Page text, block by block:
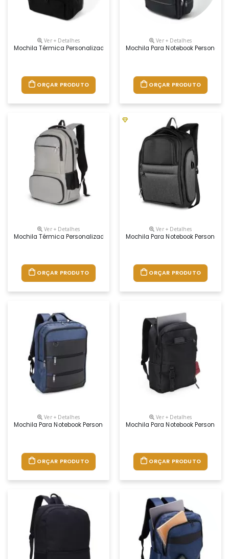
Ver + Detalhes
Mochila Térmica Personalizada
ORÇAR PRODUTO
Ver + Detalhes
Mochila Para Notebook
ORÇAR PRODUTO
Ver + Detalhes
Mochila Térmica Personalizada
ORÇAR PRODUTO
Ver + Detalhes
Mochila Para Notebook
ORÇAR PRODUTO
Ver + Detalhes
Mochila Para Notebook Personalizada
ORÇAR PRODUTO
Ver + Detalhes
Mochila Para Notebook
ORÇAR PRODUTO